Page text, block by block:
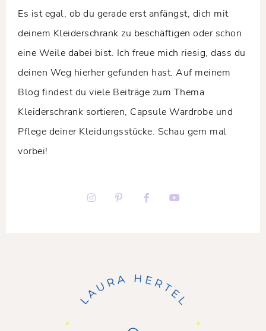
Es ist egal, ob du gerade erst anfängst, dich mit
deinem Kleiderschrank zu beschäftigen oder schon
eine Weile dabei bist. Ich freue mich riesig, dass du
deinen Weg hierher gefunden hast. Auf meinem
Blog findest du viele Beiträge zum Thema
Kleiderschrank sortieren, Capsule Wardrobe und
Pflege deiner Kleidungsstücke. Schau gern mal
vorbei!